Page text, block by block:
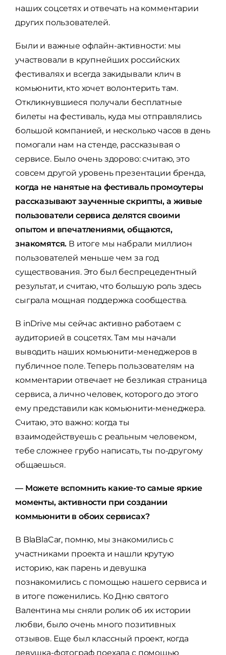
наших соцсетях и отвечать на комментарии
других пользователей.
Были и важные офлайн-активности: мы
участвовали в крупнейших российских
фестивалях и всегда закидывали клич в
комьюнити, кто хочет волонтерить там.
Откликнувшиеся получали бесплатные
билеты на фестиваль, куда мы отправлялись
большой компанией, и несколько часов в день
помогали нам на стенде, рассказывая о
сервисе. Было очень здорово: считаю, это
совсем другой уровень презентации бренда,
когда не нанятые на фестиваль промоутеры
рассказывают заученные скрипты, а живые
пользователи сервиса делятся своими
опытом и впечатлениями, общаются,
знакомятся. В итоге мы набрали миллион
пользователей меньше чем за год
существования. Это был беспрецедентный
результат, и считаю, что большую роль здесь
сыграла мощная поддержка сообщества.
В inDrive мы сейчас активно работаем с
аудиторией в соцсетях. Там мы начали
выводить наших комьюнити-менеджеров в
публичное поле. Теперь пользователям на
комментарии отвечает не безликая страница
сервиса, а лично человек, которого до этого
ему представили как комьюнити-менеджера.
Считаю, это важно: когда ты
взаимодействуешь с реальным человеком,
тебе сложнее грубо написать, ты по-другому
общаешься.
— Можете вспомнить какие-то самые яркие
моменты, активности при создании
коммьюнити в обоих сервисах?
В BlaBlaCar, помню, мы знакомились с
участниками проекта и нашли крутую
историю, как парень и девушка
познакомились с помощью нашего сервиса и
в итоге поженились. Ко Дню святого
Валентина мы сняли ролик об их истории
любви, было очень много позитивных
отзывов. Еще был классный проект, когда
девушка-фотограф поехала с помощью